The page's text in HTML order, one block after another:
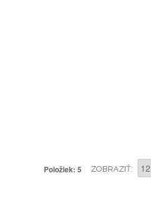
Položiek: 5 ZOBRAZIŤ